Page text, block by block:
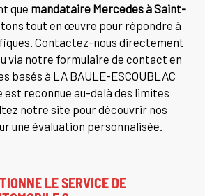
que mandataire Mercedes à Saint-
tout en œuvre pour répondre à
Contactez-nous directement
via notre formulaire de contact en
basés à LA BAULE-ESCOUBLAC
reconnue au-delà des limites
notre site pour découvrir nos
une évaluation personnalisée.
LE SERVICE DE